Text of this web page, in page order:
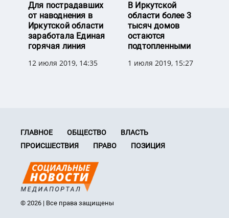
Для пострадавших
от наводнения в
Иркутской области
заработала Единая
горячая линия
12 июля 2019, 14:35
В Иркутской
области более 3
тысяч домов
остаются
подтопленными
1 июля 2019, 15:27
ГЛАВНОЕ ОБЩЕСТВО
ВЛАСТЬ
ПРОИСШЕСТВИЯ
ПРАВО ПОЗИЦИЯ
© 2026 | Все права защищены